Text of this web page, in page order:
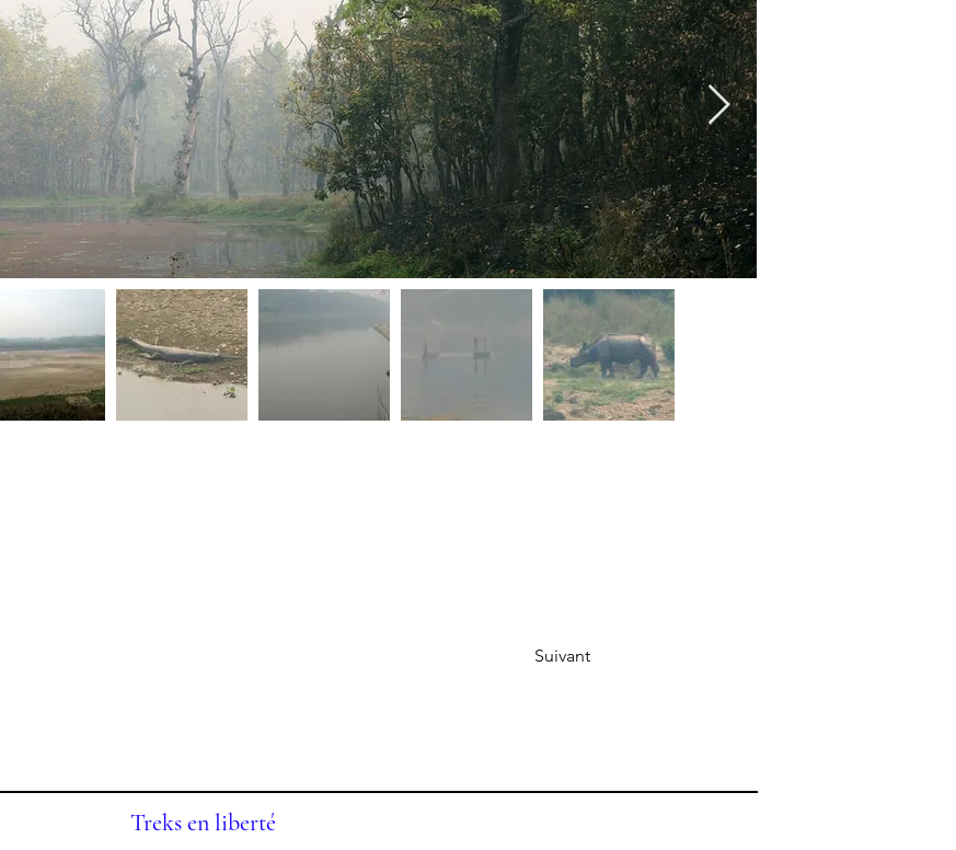
Suivant
Treks en liberté